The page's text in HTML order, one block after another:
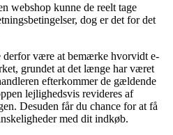
webshop kunne de reelt tage
dog er det for det
derfor være at bemærke hvorvidt e-
grundet at det længe har været
efterkommer de gældende
lejlighedsvis revideres af
Desuden får du chance for at få
med dit indkøb.